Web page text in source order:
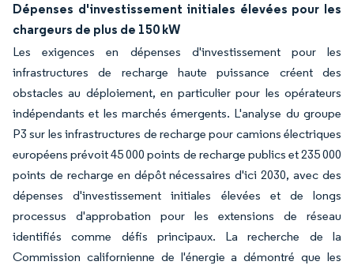
Dépenses d'investissement initiales élevées pour les
chargeurs de plus de 150 kW
Les exigences en dépenses d'investissement pour les
infrastructures de recharge haute puissance créent des
obstacles au déploiement, en particulier pour les opérateurs
indépendants et les marchés émergents. L'analyse du groupe
P3 sur les infrastructures de recharge pour camions électriques
européens prévoit 45 000 points de recharge publics et 235 000
points de recharge en dépôt nécessaires d'ici 2030, avec des
dépenses d'investissement initiales élevées et de longs
processus d'approbation pour les extensions de réseau
identifiés comme défis principaux. La recherche de la
Commission californienne de l'énergie a démontré que les